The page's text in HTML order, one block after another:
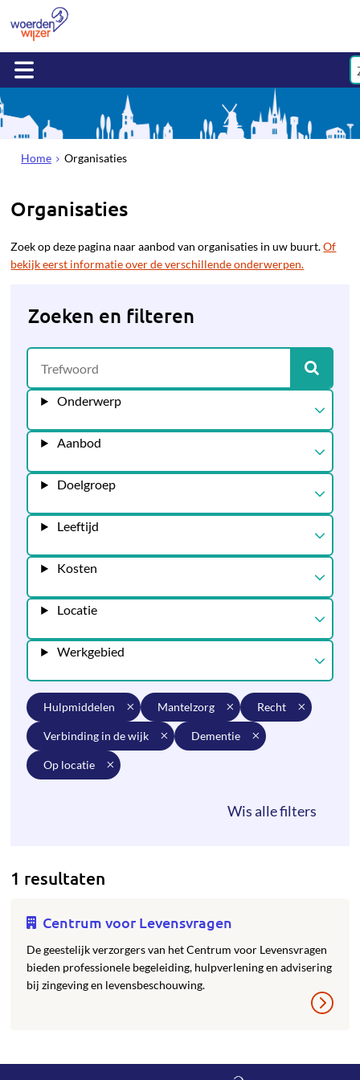
Home Organisaties
Organisaties
Zoek op deze pagina naar aanbod van organisaties in uw buurt.Of
bekijk eerst informatie over de verschillende onderwerpen.
Zoeken en filteren
Onderwerp
Aanbod
Doelgroep
Leeftijd
Kosten
Locatie
Werkgebied
hulpmiddelen mantelzorg recht
verbinding in de wijk dementie
op locatie
1 resultaten
Centrum voor Levensvragen
De geestelijk verzorgers van het Centrum voor Levensvragen
bieden professionele begeleiding, hulpverlening en advisering
bij zingeving en levensbeschouwing.